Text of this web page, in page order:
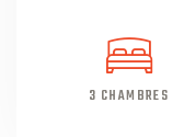
3 CHAMBRES